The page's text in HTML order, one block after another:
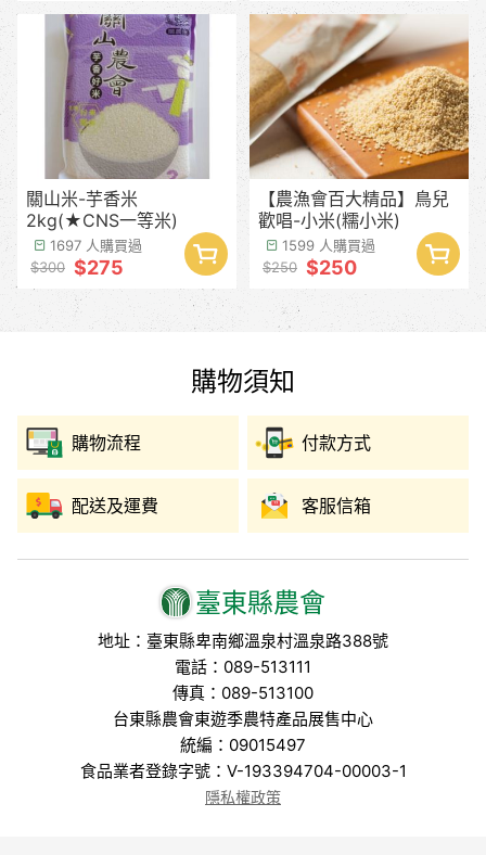
關山米-芋香米
2kg(★CNS一等米)
1697 人購買過
$300 $275
【農漁會百大精品】鳥兒
歡唱-小米(糯小米)
1599 人購買過
$250 $250
臺東縣農會
地址：臺東縣卑南鄉溫泉村溫泉路388號
電話：089-513111
傳真：089-513100
台東縣農會東遊季農特產品展售中心
統編：09015497
食品業者登錄字號：V-193394704-00003-1
隱私權政策
購物須知
購物流程 付款方式
配送及運費 客服信箱